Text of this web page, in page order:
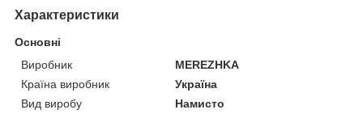
Характеристики
Основні
Виробник
MEREZHKA
Країна виробник
Україна
Вид виробу
Намисто